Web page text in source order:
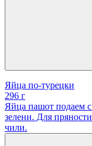
Яйца по-турецки
296 г
Яйца пашот подаем с
зелени. Для
чили.